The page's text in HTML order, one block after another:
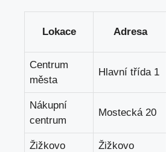
Lokace Adresa
Centrum
města
Hlavní třída 1
Nákupní
centrum
Mostecká 20
Žižkovo
Žižkovo